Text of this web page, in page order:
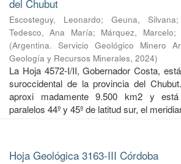
del Chubut
Escosteguy, Leonardo; Geuna, Silvana;
Tedesco, Ana María; Márquez, Marcelo;
(Argentina. Servicio Geológico Minero
Geología y Recursos Minerales, 2024)
La Hoja 4572-I/II, Gobernador Costa,
suroccidental de la provincia del
aproxi madamente 9.500 km2 y
paralelos 44º y 45º de latitud sur, el
Hoja Geológica 3163-III Córdoba